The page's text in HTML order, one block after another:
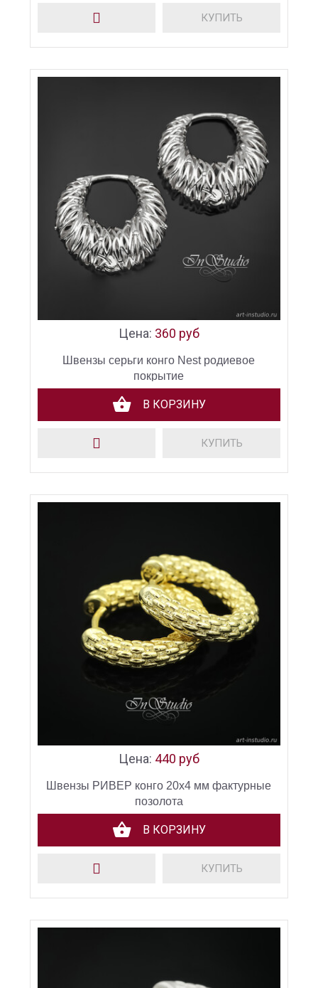
КУПИТЬ
Цена: 360 руб
Швензы серьги конго Nest родиевое
покрытие
В КОРЗИНУ
КУПИТЬ
Цена: 440 руб
Швензы РИВЕР конго 20х4 мм фактурные
позолота
В КОРЗИНУ
КУПИТЬ